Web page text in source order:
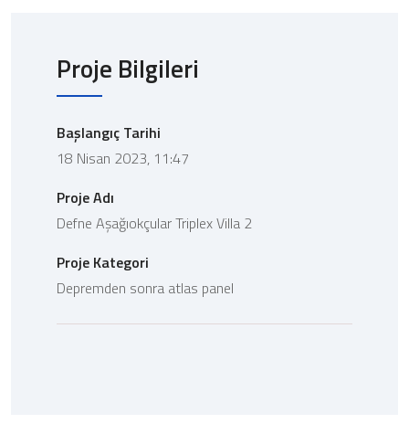
Proje Bilgileri
Başlangıç Tarihi
18 Nisan 2023, 11:47
Proje Adı
Defne Aşağıokçular Triplex Villa 2
Proje Kategori
Depremden sonra atlas panel